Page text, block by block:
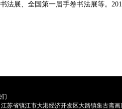
法展、全国第一届手卷书法展等。
苏省镇江市大港经济开发区大路镇集古斋画